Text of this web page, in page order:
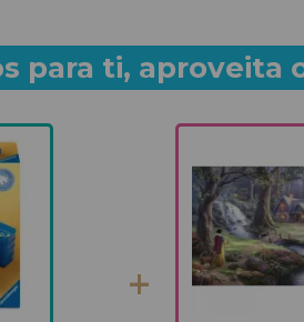
para ti, aproveita